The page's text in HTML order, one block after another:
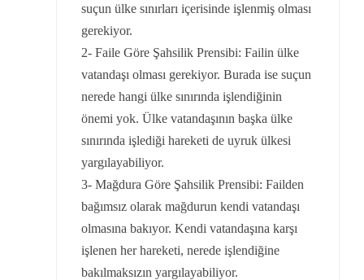
suçun ülke sınırları içerisinde işlenmiş olması
gerekiyor.
2- Faile Göre Şahsilik Prensibi: Failin ülke
vatandaşı olması gerekiyor. Burada ise suçun
nerede hangi ülke sınırında işlendiğinin
önemi yok. Ülke vatandaşının başka ülke
sınırında işlediği hareketi de uyruk ülkesi
yargılayabiliyor.
3- Mağdura Göre Şahsilik Prensibi: Failden
bağımsız olarak mağdurun kendi vatandaşı
olmasına bakıyor. Kendi vatandaşına karşı
işlenen her hareketi, nerede işlendiğine
bakılmaksızın yargılayabiliyor.